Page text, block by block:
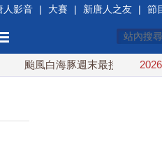
人影音 | 大賽 | 新唐人之友 | 節
颱風白海豚週末最接近台灣 最快